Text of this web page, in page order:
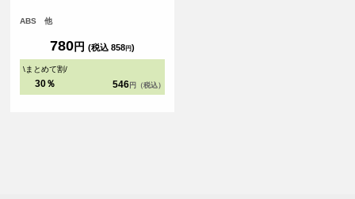
ABS 他
780円 (税込 858円)
\まとめて割/
30％ 546 円（税込）